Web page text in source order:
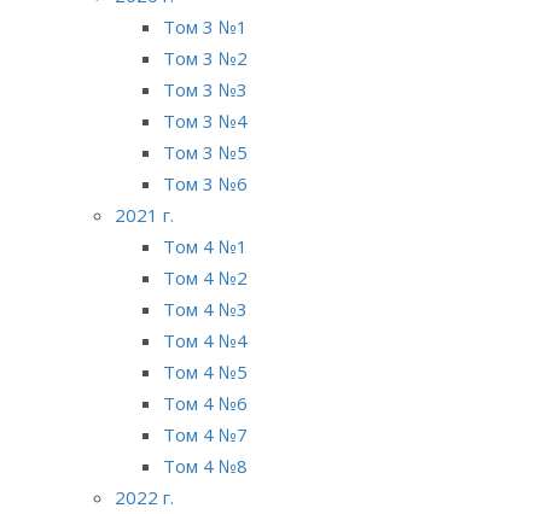
Том 3 №1
Том 3 №2
Том 3 №3
Том 3 №4
Том 3 №5
Том 3 №6
2021 г.
Том 4 №1
Том 4 №2
Том 4 №3
Том 4 №4
Том 4 №5
Том 4 №6
Том 4 №7
Том 4 №8
2022 г.